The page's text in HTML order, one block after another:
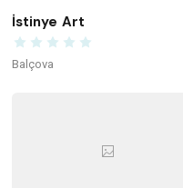
İstinye Art
Balçova